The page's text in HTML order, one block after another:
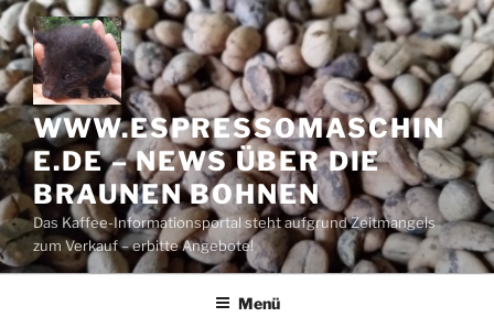
Zum
Inhalt
springen
WWW.ESPRESSOMASCHIN
E.DE – NEWS ÜBER DIE
BRAUNEN BOHNEN
Das Kaffee-Informationsportal steht aufgrund Zeitmangels
zum Verkauf – erbitte Angebote!
Menü